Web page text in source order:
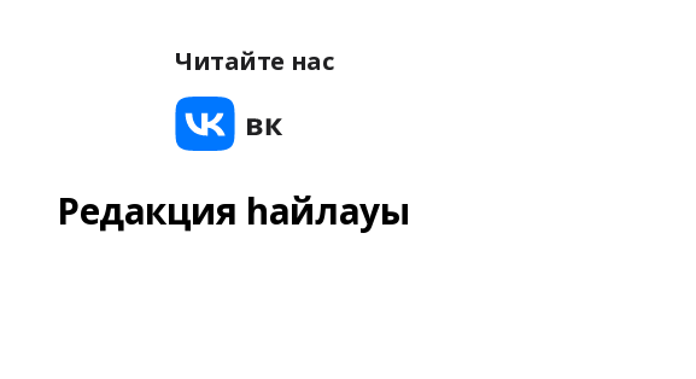
Читайте нас
Редакция һайлауы